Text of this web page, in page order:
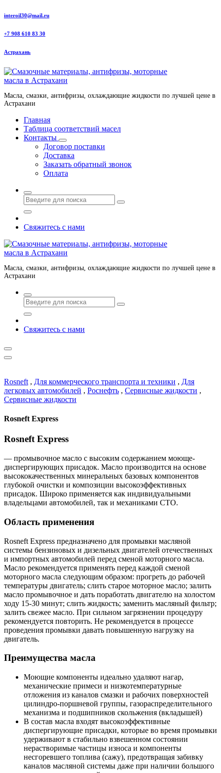
Перейти
содержанию
interoil30@mail.ru
+7 908 610 83 30
Астрахань
Масла, смазки, антифризы, охлаждающие жидкости по лучшей цене в
Астрахани
Главная
Таблица соответствий масел
Контакты
Договор поставки
Доставка
Заказать обратный звонок
Оплата
Свяжитесь с нами
Масла, смазки, антифризы, охлаждающие жидкости по лучшей цене в
Астрахани
Свяжитесь с нами
Rosneft , Для коммерческого транспорта и техники , Для
легковых автомобилей , Роснефть , Сервисные жидкости ,
Сервисные жидкости
Rosneft Express
Rosneft Express
— промывочное масло с высоким содержанием моюще-
диспергирующих присадок. Масло производится на основе
высококачественных минеральных базовых компонентов
глубокой очистки и композиции высокоэффективных
присадок. Широко применяется как индивидуальными
владельцами автомобилей, так и механиками СТО.
Область применения
Rosneft Express предназначено для промывки масляной
системы бензиновых и дизельных двигателей отечественных
и импортных автомобилей перед сменой моторного масла.
Масло рекомендуется применять перед каждой сменой
моторного масла следующим образом: прогреть до рабочей
температуры двигатель; слить старое моторное масло; залить
масло промывочное и дать поработать двигателю на холостом
ходу 15-30 минут; слить жидкость; заменить масляный фильтр;
залить свежее масло. При сильном загрязнении процедуру
рекомендуется повторить. Не рекомендуется в процессе
проведения промывки давать повышенную нагрузку на
двигатель.
Преимущества масла
Моющие компоненты идеально удаляют нагар,
механические примеси и низкотемпературные
отложения из каналов смазки и рабочих поверхностей
цилиндро-поршневой группы, газораспределительного
механизма и подшипников скольжения (вкладышей)
В состав масла входят высокоэффективные
диспергирующие присадки, которые во время промывки
удерживают в стабильно взвешенном состоянии
нерастворимые частицы износа и компоненты
несгоревшего топлива (сажу), предотвращая забивку
каналов масляной системы даже при наличии большого